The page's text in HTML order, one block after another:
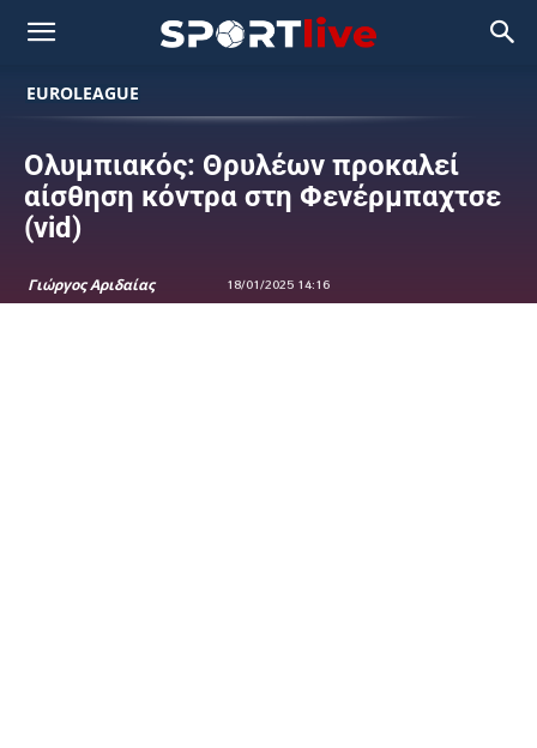
EUROLEAGUE
Ολυμπιακός: Θρυλέων προκαλεί
αίσθηση κόντρα στη Φενέρμπαχτσε
(vid)
Γιώργος Αριδαίας 18/01/2025 14:16